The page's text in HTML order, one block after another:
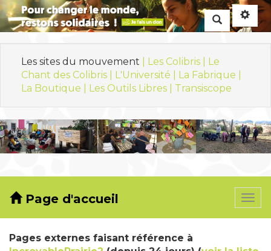
Rechercher
Les sites du mouvement | Les Colibris | Le
Chant des Colibris | L'Université | La Fabrique |
La Boutique | Les Outils Libres | Transiscope
Page d'accueil
Pages externes faisant référence à